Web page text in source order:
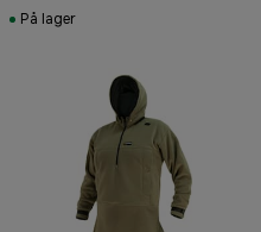
På lager